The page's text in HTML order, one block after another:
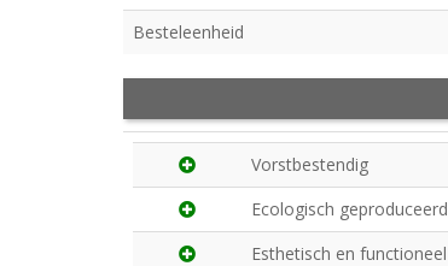
Besteleenheid
Vorstbestendig
Ecologisch geproduceerd
Esthetisch en functioneel